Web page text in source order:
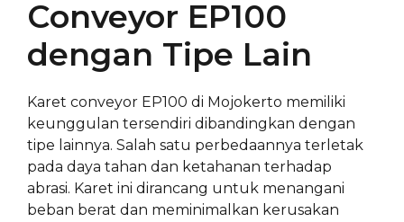
Conveyor EP100
dengan Tipe Lain
Karet conveyor EP100 di Mojokerto memiliki
keunggulan tersendiri dibandingkan dengan
tipe lainnya. Salah satu perbedaannya terletak
pada daya tahan dan ketahanan terhadap
abrasi. Karet ini dirancang untuk menangani
beban berat dan meminimalkan kerusakan